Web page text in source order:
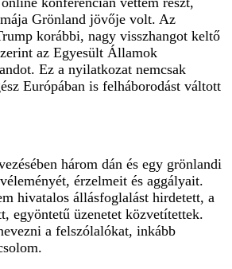
Grönland jövője volt. Az
korábbi, nagy visszhangot keltő
az Egyesült Államok
Ez a nyilatkozat nemcsak
Európában is felháborodást váltott
három dán és egy grönlandi
érzelmeit és aggályait.
hivatalos állásfoglalást hirdetett, a
egyöntetű üzenetet közvetítettek.
a felszólalókat, inkább